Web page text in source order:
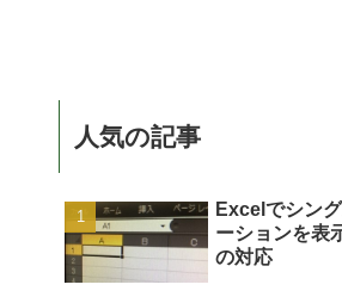
人気の記事
Excelでシン
ーションを表
の対応